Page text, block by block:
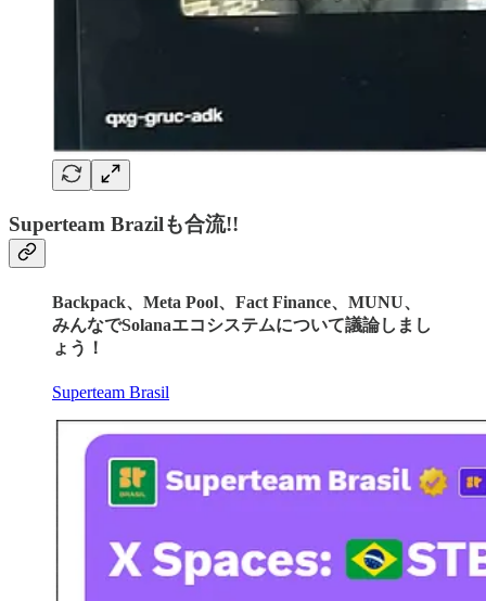
Superteam Brazilも合流!!
Backpack、Meta Pool、Fact Finance、MUNU、
みんなでSolanaエコシステムについて議論しまし
ょう！
Superteam Brasil